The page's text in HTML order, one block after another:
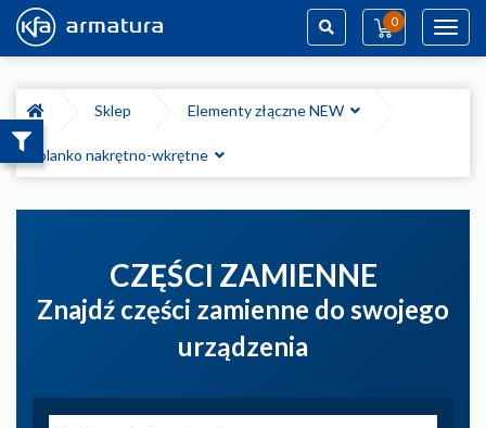
0
Sklep
Elementy złączne NEW
Kolanko nakrętno-wkrętne
CZĘŚCI ZAMIENNE
Znajdź części zamienne do swojego
urządzenia